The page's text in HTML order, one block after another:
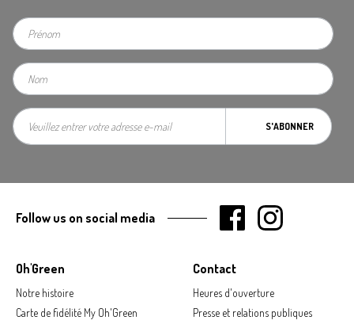
S'ABONNER
Oh'Green
Notre histoire
Carte de fidélité My Oh'Green
Contact
Heures d'ouverture
Presse et relations publiques
Follow us on social media